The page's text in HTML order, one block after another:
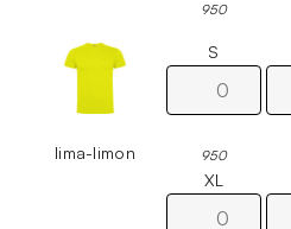
950
lima-limon
S
950
XL